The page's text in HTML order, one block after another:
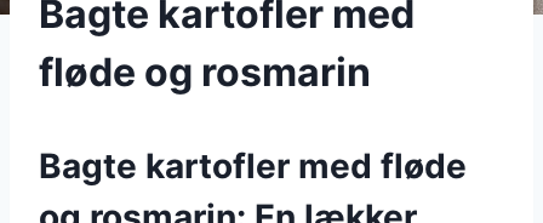
Bagte kartofler med
fløde og rosmarin
Bagte kartofler med fløde